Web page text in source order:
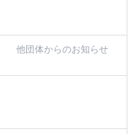
他団体からのお知らせ